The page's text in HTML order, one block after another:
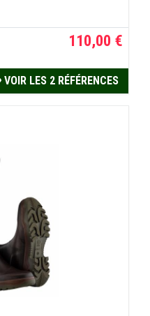
110,00 €
VOIR LES 2 RÉFÉRENCES